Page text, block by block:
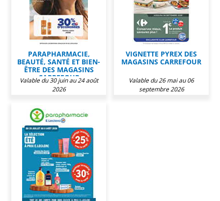
PARAPHARMACIE,
BEAUTÉ, SANTÉ ET BIEN-
ÊTRE DES MAGASINS
CARREFOUR
Valable du 30 juin au 24 août
2026
VIGNETTE PYREX DES
MAGASINS CARREFOUR
Valable du 26 mai au 06
septembre 2026